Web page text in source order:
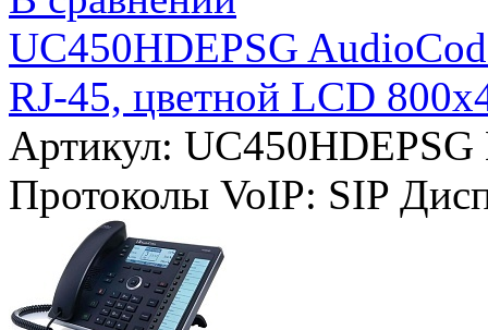
UC450HDEPSG
RJ-45, цветной LCD
Артикул: UC450HDEPSG
Протоколы VoIP: SIP